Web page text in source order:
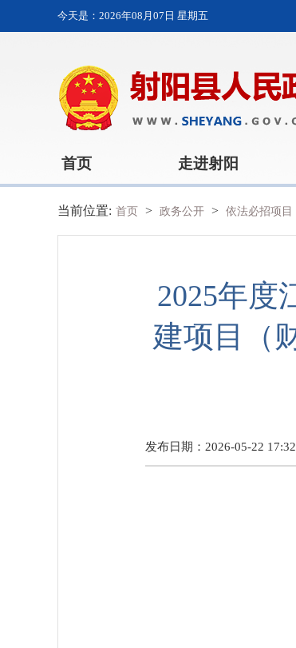
今天是： 2026年08月07日 星期五
首页 走进射阳
当前位置: 首页 > 政务公开 > 依法必招项目
2025年度
建项目（
发布日期：2026-05-22 17:32